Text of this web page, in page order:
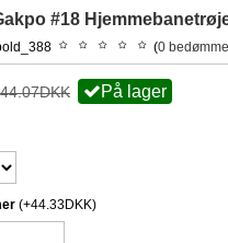
#18
(0
På lager
(+44.33DKK)